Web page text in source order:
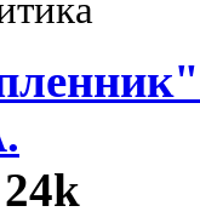
24k